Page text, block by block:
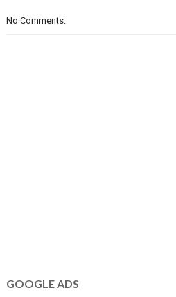
No Comments:
GOOGLE ADS